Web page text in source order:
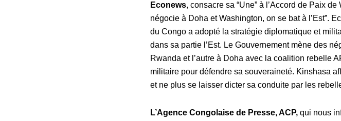
Econews, consacre sa “Une” à l’Accord de Paix
négocie à Doha et Washington, on se bat à l’Est”.
du Congo a adopté la stratégie diplomatique et
dans sa partie l’Est. Le Gouvernement mène des
Rwanda et l’autre à Doha avec la coalition rebelle
militaire pour défendre sa souveraineté. Kinshasa
et ne plus se laisser dicter sa conduite par les
L’Agence Congolaise de Presse, ACP, qui nous